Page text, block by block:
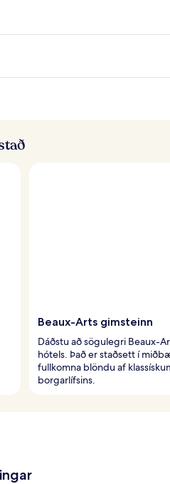
Beaux-Arts gimsteinn
Dáðstu að sögulegri Beaux-
hótels. Það er staðsett í
fullkomna blöndu af
borgarlífsins.